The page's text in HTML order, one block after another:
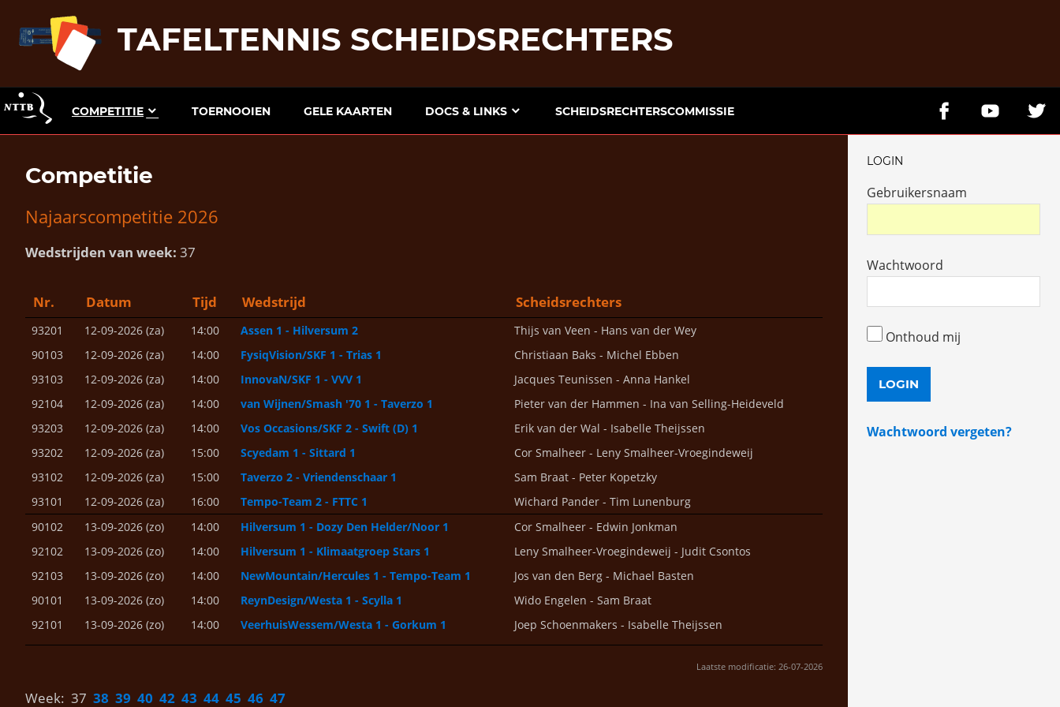
TAFELTENNIS SCHEIDSRECHTERS
COMPETITIE TOERNOOIEN GELE KAARTEN DOCS & LINKS SCHEIDSRECHTERSCOMMISSIE
Competitie
Najaarscompetitie 2026
Wedstrijden van week: 37
Nr. Datum Tijd Wedstrijd Scheidsrechters
93201 12-09-2026 (za) 14:00 Assen 1 - Hilversum 2
Thijs van Veen - Hans van der Wey
90103
12-09-2026 (za) 14:00 FysiqVision/SKF 1 - Trias 1
Christiaan Baks - Michel Ebben
93103
12-09-2026 (za) 14:00 InnovaN/SKF 1 - VVV 1
Jacques Teunissen - Anna Hankel
92104
12-09-2026 (za) 14:00 van Wijnen/Smash '70 1 - Taverzo 1
Pieter van der Hammen - Ina van Selling-Heideveld
93203
12-09-2026 (za) 14:00 Vos Occasions/SKF 2 - Swift (D) 1
Erik van der Wal - Isabelle Theijssen
93202
12-09-2026 (za) 15:00 Scyedam 1 - Sittard 1
Cor Smalheer - Leny Smalheer-Vroegindeweij
93102
12-09-2026 (za) 15:00 Taverzo 2 - Vriendenschaar 1
Sam Braat - Peter Kopetzky
93101
12-09-2026 (za) 16:00 Tempo-Team 2 - FTTC 1
Wichard Pander - Tim Lunenburg
90102
13-09-2026 (zo) 14:00 Hilversum 1 - Dozy Den Helder/Noor 1
Cor Smalheer - Edwin Jonkman
92102
13-09-2026 (zo) 14:00 Hilversum 1 - Klimaatgroep Stars 1
Leny Smalheer-Vroegindeweij - Judit Csontos
92103
13-09-2026 (zo) 14:00 NewMountain/Hercules 1 - Tempo-Team 1
Jos van den Berg - Michael Basten
90101
13-09-2026 (zo) 14:00 ReynDesign/Westa 1 - Scylla 1
Wido Engelen - Sam Braat
92101
13-09-2026 (zo) 14:00 VeerhuisWessem/Westa 1 - Gorkum 1 Joep Schoenmakers - Isabelle Theijssen
Laatste modificatie: 26-07-2026
Week: 37 38 39 40 42 43 44 45 46 47
LOGIN
Gebruikersnaam
Wachtwoord
Onthoud mij
Wachtwoord vergeten?